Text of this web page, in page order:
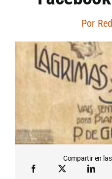
Artículos por autor
Artículos por sección
Por
Compartir en